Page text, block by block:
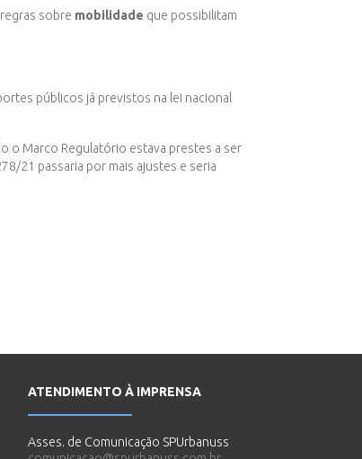
sobre mobilidade que possibilitam
públicos já previstos na lei nacional
o Marco Regulatório estava prestes a ser
21 passaria por mais ajustes e seria
ATENDIMENTO À IMPRENSA
Asses. de Comunicação SPUrbanuss